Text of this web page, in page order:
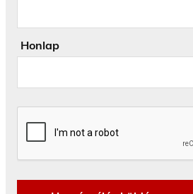
Honlap